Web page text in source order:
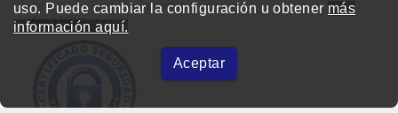
uso. Puede cambiar la configuración u obtener más
información aquí.
Aceptar
Calle Fortuny, 51 - bajos. 28010 Madrid
Aviso legal